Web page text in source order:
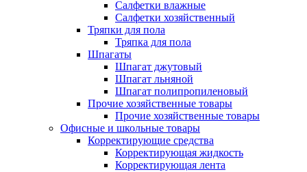
Салфетки влажные
Салфетки хозяйственный
Тряпки для пола
Тряпка для пола
Шпагаты
Шпагат джутовый
Шпагат льняной
Шпагат полипропиленовый
Прочие хозяйственные товары
Прочие хозяйственные товары
Офисные и школьные товары
Корректирующие средства
Корректирующая жидкость
Корректирующая лента